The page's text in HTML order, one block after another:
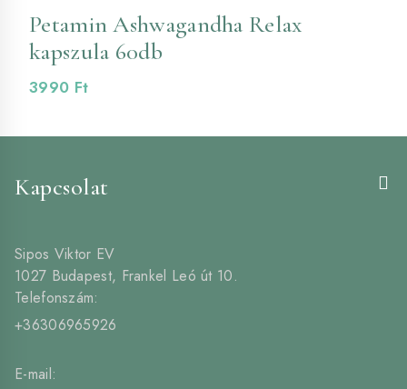
Petamin Ashwagandha Relax
kapszula 60db
3990 Ft
Kapcsolat
Sipos Viktor EV
1027 Budapest, Frankel Leó út 10.
Telefonszám:
+36306965926
E-mail: